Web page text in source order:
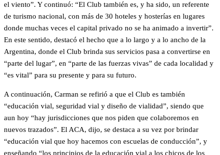
el viento”. Y continuó: “El Club también es, y ha sido, un referente
de turismo nacional, con más de 30 hoteles y hosterías en lugares
donde muchas veces el capital privado no se ha animado a invertir”.
En este sentido, destacó el hecho que a lo largo y a lo ancho de la
Argentina, donde el Club brinda sus servicios pasa a convertirse en
“parte del lugar”, en “parte de las fuerzas vivas” de cada localidad y
“es vital” para su presente y para su futuro.
A continuación, Carman se refirió a que el Club es también
“educación vial, seguridad vial y diseño de vialidad”, siendo que
aun hoy “hay jurisdicciones que nos piden que colaboremos en
nuevos trazados”. El ACA, dijo, se destaca a su vez por brindar
“educación vial que hoy hacemos con escuelas de conducción”, y
enseñando “los principios de la educación vial a los chicos de los